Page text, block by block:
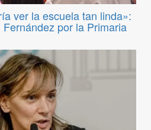
ver la escuela tan linda»:
por la Primaria